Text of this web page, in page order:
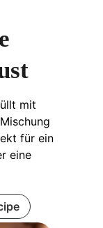
mit
für ein
eine